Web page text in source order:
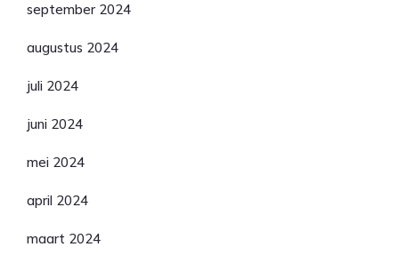
september 2024
augustus 2024
juli 2024
juni 2024
mei 2024
april 2024
maart 2024